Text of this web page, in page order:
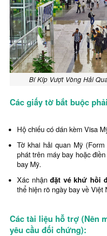
Bí Kíp Vượt Vòng Hải
Các giấy tờ bắt buộc
Hộ chiếu có dán kèm Visa
Tờ khai hải quan Mỹ
phát trên máy bay hoặc
bay Mỹ.
Xác nhậnđặt vé khứ hồi
thể hiện rõ ngày bay về Việt
Các tài liệu hỗ trợ (Nên
yêu cầu đối chứng):